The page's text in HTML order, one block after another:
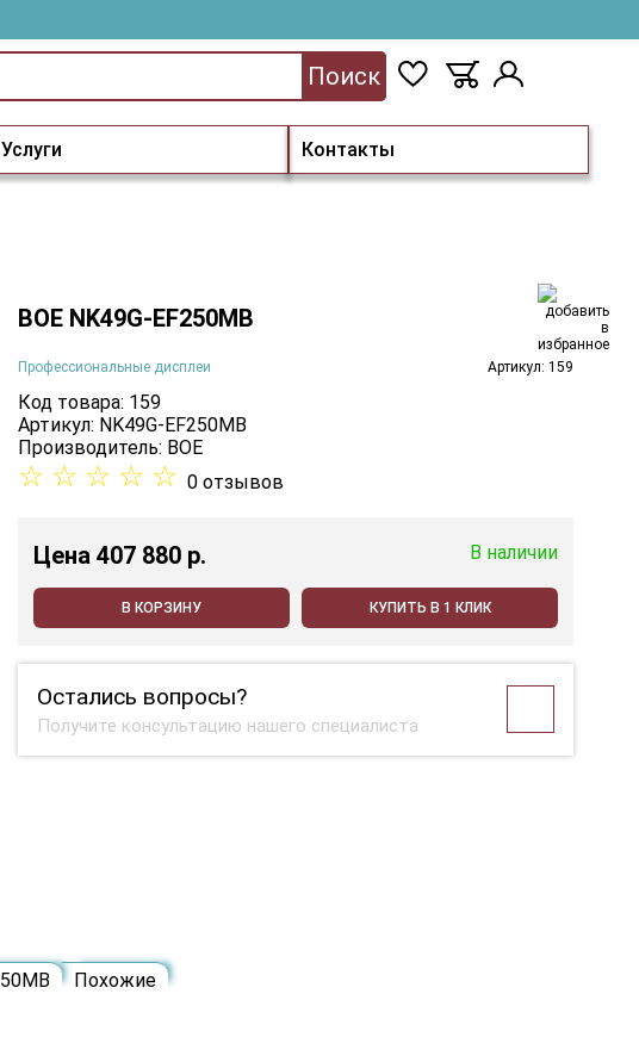
Услуги Контакты
Поиск
BOE NK49G-EF250MB
Профессиональные дисплеи Артикул: 159
Код товара: 159
Артикул: NK49G-EF250MB
Производитель: BOE
☆ ☆ ☆ ☆ ☆ 0 отзывов
Цена407 880 p. В наличии
В КОРЗИНУ КУПИТЬ В 1 КЛИК
Остались вопросы?
Получите консультацию нашего специалиста
Похожие